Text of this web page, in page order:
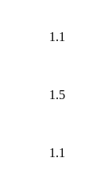
1.1
1.5
1.1